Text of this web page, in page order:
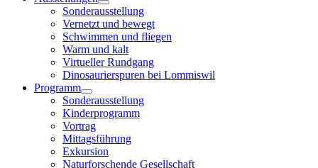
Sonderausstellung
Vernetzt und bewegt
Schwimmen und fliegen
Warm und kalt
Virtueller Rundgang
Dinosaurierspuren bei Lommiswil
Programm
Sonderausstellung
Kinderprogramm
Vortrag
Mittagsführung
Exkursion
Naturforschende Gesellschaft